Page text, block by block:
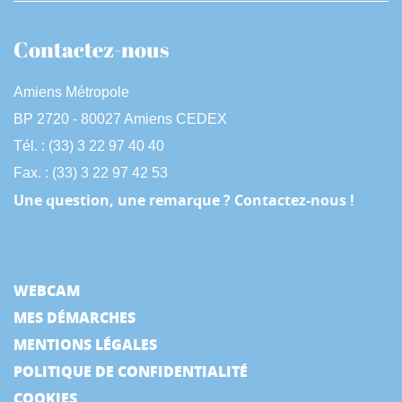
Contactez-nous
Amiens Métropole
BP 2720 - 80027 Amiens CEDEX
Tél. : (33) 3 22 97 40 40
Fax. : (33) 3 22 97 42 53
Une question, une remarque ? Contactez-nous !
WEBCAM
MES DÉMARCHES
MENTIONS LÉGALES
POLITIQUE DE CONFIDENTIALITÉ
COOKIES